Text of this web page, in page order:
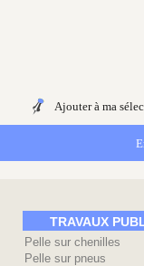
Ajouter à ma
TRAVAUX
Pelle sur chenilles
Pelle sur pneus